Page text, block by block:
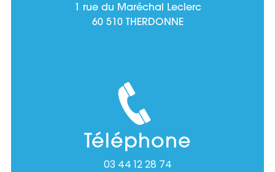
1 rue du Maréchal Leclerc
60 510 THERDONNE
Téléphone
03 44 12 28 74